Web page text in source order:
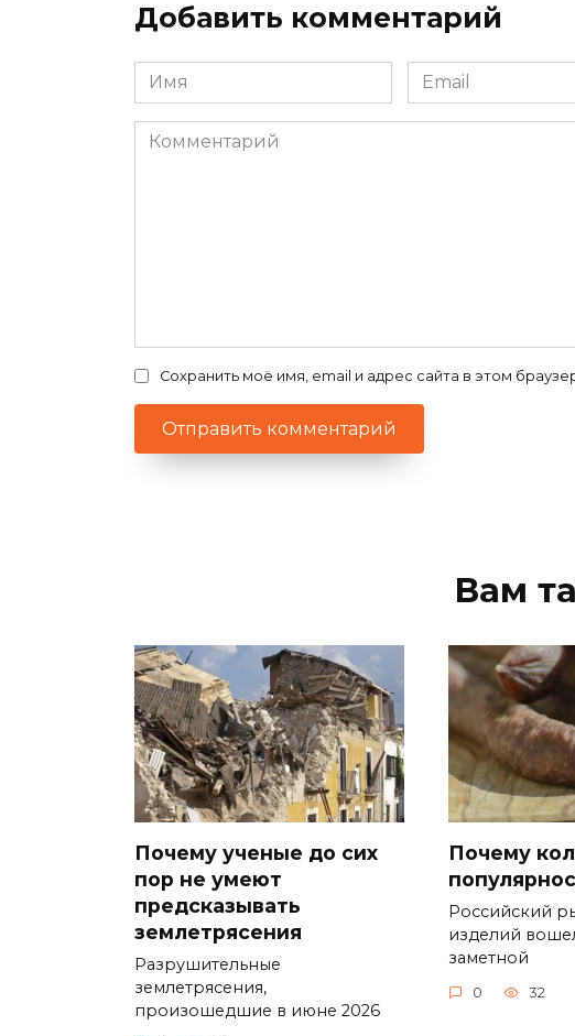
Добавить комментарий
Имя
*
Email
*
Комментарий
Сохранить моё имя, email и адрес сайта в этом
Вам
Почему ученые до сих
пор не умеют
предсказывать
землетрясения
Разрушительные
землетрясения,
произошедшие в июне 2026
Почему
Российский
изделий
заметной
0 32